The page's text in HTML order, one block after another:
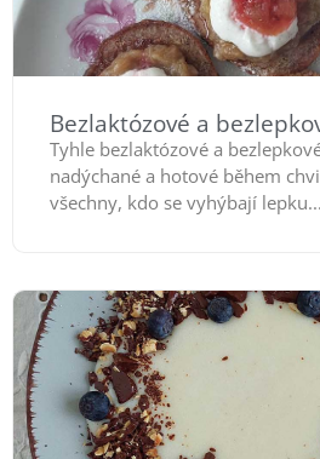
Bezlaktózové a
Tyhle bezlaktózové a
nadýchané a hotové během
všechny, kdo se vyhýbají lepku...